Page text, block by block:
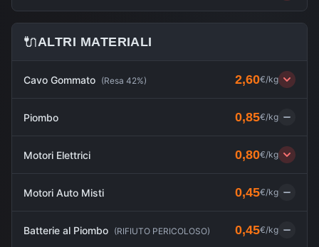
🔌ALTRI MATERIALI
Cavo Gommato (Resa 42%) 2,60€/kg
Piombo 0,85€/kg
Motori Elettrici 0,80€/kg
Motori Auto Misti 0,45€/kg
Batterie al Piombo (RIFIUTO PERICOLOSO) 0,45€/kg